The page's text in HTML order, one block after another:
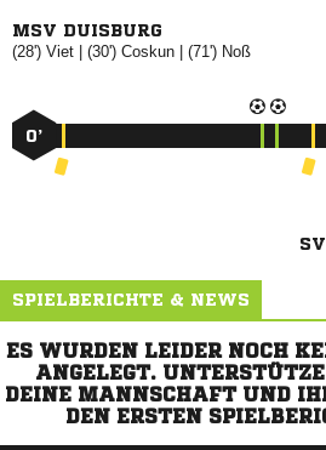
MSV DUISBURG
(28')  | (30')  | (71') 
0’
SPIELBERICHTE & NEWS
ES WURDEN LEIDER NOCH
ANGELEGT.
DEINE MANNSCHAFT UND
DEN ERSTEN